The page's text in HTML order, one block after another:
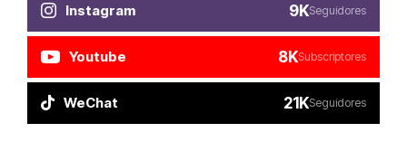
Instagram 9KSeguidores
Youtube 8KSubscriptores
WeChat 21KSeguidores